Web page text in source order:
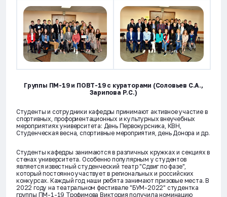
Группы ПМ-19 и ПОВТ-19 с кураторами (Соловьев С.А.,
Зарипова Р.С.)
Студенты и сотрудники кафедры принимают активное участие в
спортивных, профориентационных и культурных внеучебных
мероприятиях университета: День Первокурсника, КВН,
Студенческая весна, спортивные мероприятия, день Донора и др.
Студенты кафедры занимаются в различных кружках и секциях в
стенах университета. Особенно популярным у студентов
является известный студенческий театр "Сдвиг по фазе",
который постоянно участвует в региональных и российских
конкурсах. Каждый год наши ребята занимают призовые места. В
2022 году на театральном фестивале "БУМ-2022" студентка
группы ПМ-1-19 Трофимова Виктория получила номинацию